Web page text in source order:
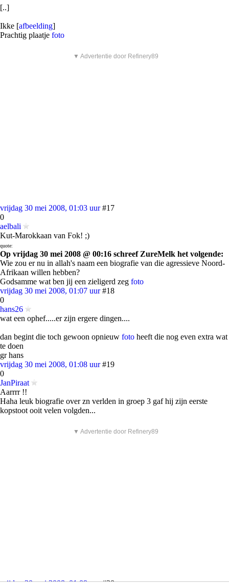
[..]
Ikke [afbeelding]
Prachtig plaatje foto
▼ Advertentie door Refinery89
vrijdag 30 mei 2008, 01:03 uur #17
0
aelbali
Kut-Marokkaan van Fok! ;)
quote:
Op vrijdag 30 mei 2008 @ 00:16 schreef ZureMelk het volgende:
Wie zou er nu in allah's naam een biografie van die agressieve Noord-
Afrikaan willen hebben?
Godsamme wat ben jij een zieligerd zeg foto
vrijdag 30 mei 2008, 01:07 uur #18
0
hans26
wat een ophef.....er zijn ergere dingen....
dan begint die toch gewoon opnieuw foto heeft die nog even extra wat
te doen
gr hans
vrijdag 30 mei 2008, 01:08 uur #19
0
JanPiraat
Aarrrr !!
Haha leuk biografie over zn verlden in groep 3 gaf hij zijn eerste
kopstoot ooit velen volgden...
▼ Advertentie door Refinery89
vrijdag 30 mei 2008, 01:09 uur #20